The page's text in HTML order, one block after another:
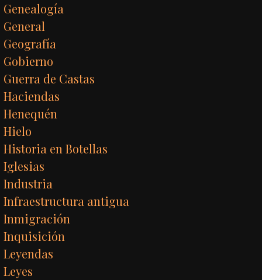
Genealogía
General
Geografía
Gobierno
Guerra de Castas
Haciendas
Henequén
Hielo
Historia en Botellas
Iglesias
Industria
Infraestructura antigua
Inmigración
Inquisición
Leyendas
Leyes